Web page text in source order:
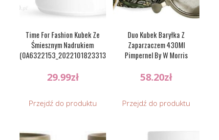
Time For Fashion Kubek Ze
Śmiesznym Nadrukiem
(0A6322153_20221018233134)
29.99zł
Przejdź do produktu
Duo Kubek Baryłka Z
Zaparzaczem 430Ml
Pimpernel By W Morris
58.20zł
Przejdź do produktu